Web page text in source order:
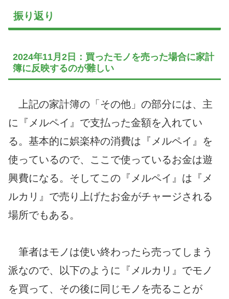
振り返り
2024年11月2日：買ったモノを売った場合に家計
簿に反映するのが難しい
上記の家計簿の「その他」の部分には、主
に『メルペイ』で支払った金額を入れてい
る。基本的に娯楽枠の消費は『メルペイ』を
使っているので、ここで使っているお金は遊
興費になる。そしてこの『メルペイ』は『メ
ルカリ』で売り上げたお金がチャージされる
場所でもある。
筆者はモノは使い終わったら売ってしまう
派なので、以下のように『メルカリ』でモノ
を買って、その後に同じモノを売ることが